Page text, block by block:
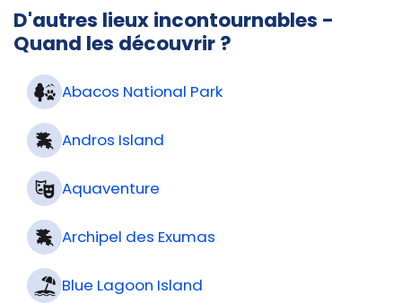
D'autres lieux incontournables -
Quand les découvrir ?
Abacos National Park
Andros Island
Aquaventure
Archipel des Exumas
Blue Lagoon Island